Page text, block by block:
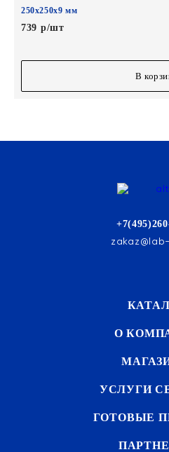
250х250х9 мм
739 р/шт
В
О
УСЛУГИ
ГОТОВЫЕ